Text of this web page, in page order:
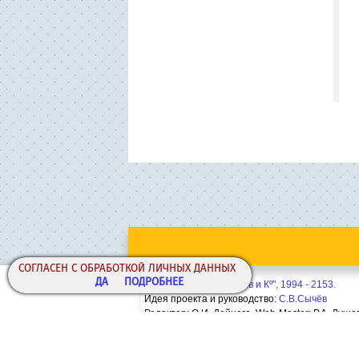
СОГЛАСЕН С ОБРАБОТКОЙ ЛИЧНЫХ ДАННЫХ
ДА
ПОДРОБНЕЕ
Copyright© ООО "Сычёв и Кº", 1994 - 2153.
Идея проекта и руководство: С.В.Сычёв
Редактор: О.И. Дейнега. Web-Master: Р.А.